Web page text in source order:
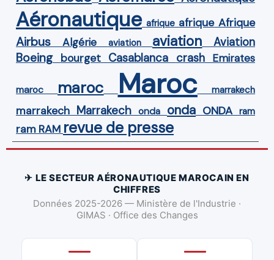
Aéronautique afrique afrique Afrique
Airbus Algérie aviation aviation Aviation
Boeing bourget Casablanca crash Emirates
maroc maroc Maroc marrakech
marrakech Marrakech onda onda ONDA ram
ram RAM revue de presse
✈ LE SECTEUR AÉRONAUTIQUE MAROCAIN EN
CHIFFRES
Données 2025-2026 — Ministère de l'Industrie ·
GIMAS · Office des Changes